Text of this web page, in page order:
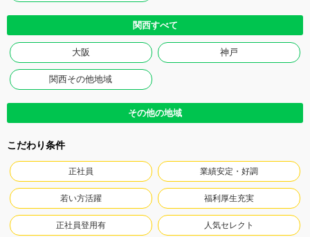
関西すべて
大阪 神戸
関西その他地域
その他の地域
こだわり条件
正社員 業績安定・好調
若い方活躍 福利厚生充実
正社員登用有 人気セレクト